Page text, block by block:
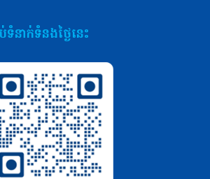
ប់ទំនាក់ទំនងថ្ងៃនេះ